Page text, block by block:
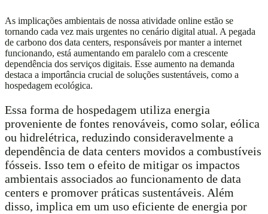
As implicações ambientais de nossa atividade online estão se
tornando cada vez mais urgentes no cenário digital atual. A pegada
de carbono dos data centers, responsáveis por manter a internet
funcionando, está aumentando em paralelo com a crescente
dependência dos serviços digitais. Esse aumento na demanda
destaca a importância crucial de soluções sustentáveis, como a
hospedagem ecológica.
Essa forma de hospedagem utiliza energia
proveniente de fontes renováveis, como solar, eólica
ou hidrelétrica, reduzindo consideravelmente a
dependência de data centers movidos a combustíveis
fósseis. Isso tem o efeito de mitigar os impactos
ambientais associados ao funcionamento de data
centers e promover práticas sustentáveis. Além
disso, implica em um uso eficiente de energia por